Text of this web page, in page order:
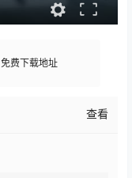
免费下载地址
查看